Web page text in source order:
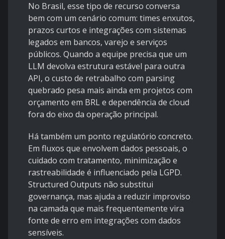
No Brasil, esse tipo de recurso conversa
bem com um cenário comum: times enxutos,
prazos curtos e integrações com sistemas
legados em bancos, varejo e serviços
públicos. Quando a equipe precisa que um
LLM devolva estrutura estável para outra
API, o custo de retrabalho com parsing
quebrado pesa mais ainda em projetos com
orçamento em BRL e dependência de cloud
fora do eixo da operação principal.
Há também um ponto regulatório concreto.
Em fluxos que envolvem dados pessoais, o
cuidado com tratamento, minimização e
rastreabilidade é influenciado pela LGPD.
Structured Outputs não substitui
governança, mas ajuda a reduzir improviso
na camada que mais frequentemente vira
fonte de erro em integrações com dados
sensíveis.